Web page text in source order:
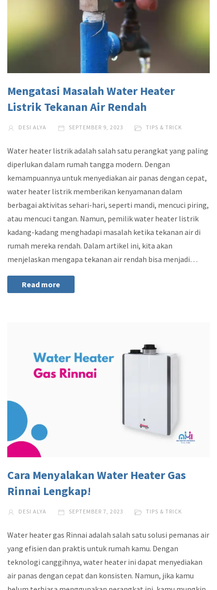
Mengatasi Masalah Water Heater
Listrik Tekanan Air Rendah
DESI ALYA SEPTEMBER 9, 2023 TIPS & TRICK
Water heater listrik adalah salah satu perangkat yang paling
diperlukan dalam rumah tangga modern. Dengan
kemampuannya untuk menyediakan air panas dengan cepat,
water heater listrik memberikan kenyamanan dalam
berbagai aktivitas sehari-hari, seperti mandi, mencuci piring,
atau mencuci tangan. Namun, pemilik water heater listrik
kadang-kadang menghadapi masalah ketika tekanan air di
rumah mereka rendah. Dalam artikel ini, kita akan
menjelaskan mengapa tekanan air rendah bisa menjadi…
Read more
Cara Menyalakan Water Heater Gas
Rinnai Lengkap!
DESI ALYA SEPTEMBER 7, 2023 TIPS & TRICK
Water heater gas Rinnai adalah salah satu solusi pemanas air
yang efisien dan praktis untuk rumah kamu. Dengan
teknologi canggihnya, water heater ini dapat menyediakan
air panas dengan cepat dan konsisten. Namun, jika kamu